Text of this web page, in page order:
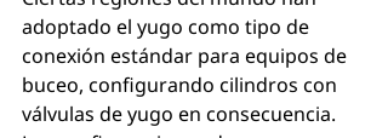
adoptado el yugo como tipo de
conexión estándar para equipos de
buceo, configurando cilindros con
válvulas de yugo en consecuencia.